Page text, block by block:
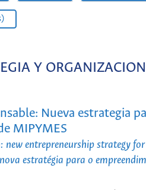
Y
Nueva estrategia
MIPYMES
new entrepreneurship strategy
estratégia para o